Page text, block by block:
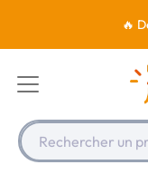
🔥
Rechercher un